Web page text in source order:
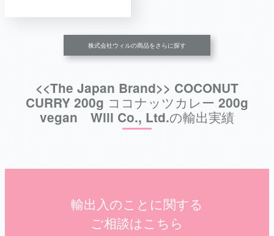
株式会社ウィルの商品をさらに探す
<<The Japan Brand>> COCONUT
CURRY 200g ココナッツカレー 200g
vegan Will Co., Ltd.の輸出実績
輸出入のことに関する
ご相談はこちら